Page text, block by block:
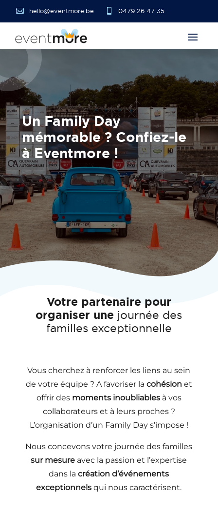
 hello@eventmore.be  0479 26 47 35
Un Family Day
mémorable ? Confiez-le
à Eventmore !
Votre partenaire pour
organiser une journée des
familles exceptionnelle
Vous cherchez à renforcer les liens au sein
de votre équipe ? A favoriser la cohésion et
offrir des moments inoubliablesà vos
collaborateurs et à leurs proches ?
L’organisation d’un Family Day s’impose !
Nous concevons votre journée des familles
sur mesure avec la passion et l’expertise
dans lacréation d’événements
exceptionnels qui nous caractérisent.